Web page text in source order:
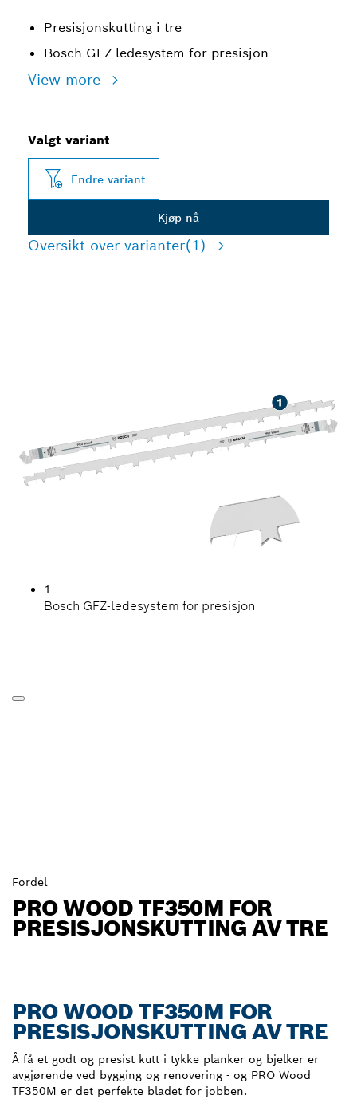
Presisjonskutting i tre
Bosch GFZ-ledesystem for presisjon
View more
Valgt variant
Endre variant
Kjøp nå
Oversikt over varianter(1)
1
Bosch GFZ-ledesystem for presisjon
Fordel
PRO WOOD TF350M FOR
PRESISJONSKUTTING AV TRE
PRO WOOD TF350M FOR
PRESISJONSKUTTING AV TRE
Å få et godt og presist kutt i tykke planker og bjelker er
avgjørende ved bygging og renovering - og PRO Wood
TF350M er det perfekte bladet for jobben.